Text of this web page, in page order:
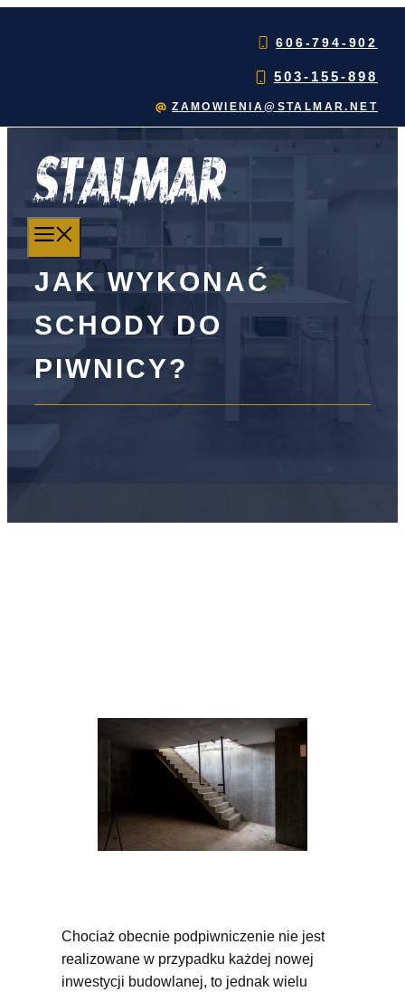
606-794-902
503-155-898
ZAMOWIENIA@STALMAR.NET
MENU
JAK WYKONAĆ
SCHODY DO
PIWNICY?
Chociaż obecnie podpiwniczenie nie jest
realizowane w przypadku każdej nowej
inwestycji budowlanej, to jednak wielu